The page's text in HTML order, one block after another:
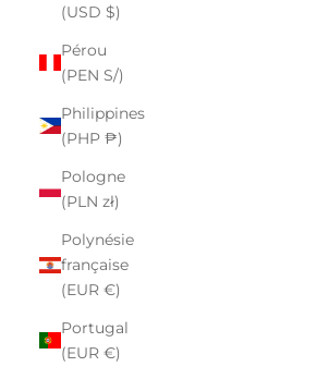
(USD $)
Pérou
(PEN S/)
Philippines
(PHP ₱)
Pologne
(PLN zł)
Polynésie
française
(EUR €)
Portugal
(EUR €)